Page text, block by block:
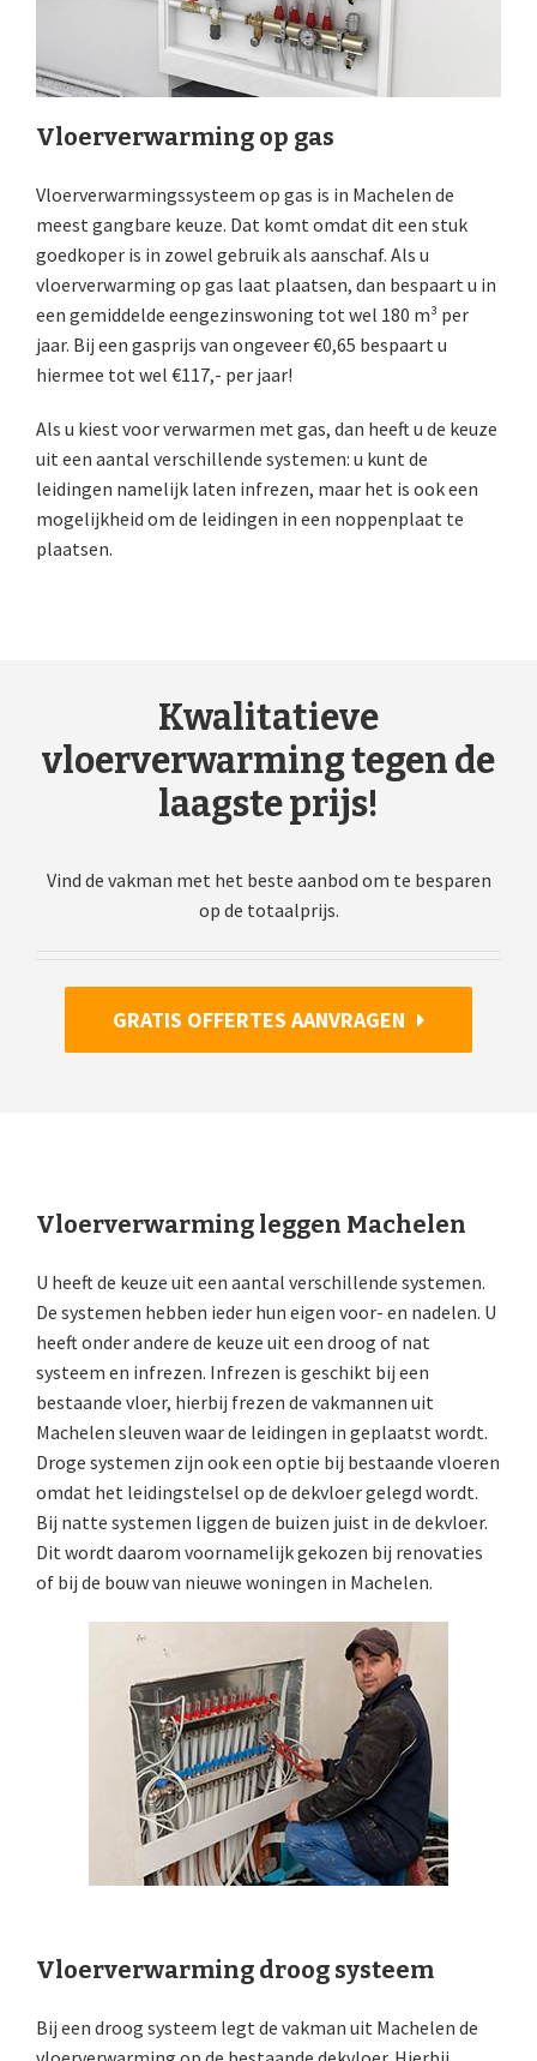
Vloerverwarming op gas
Vloerverwarmingssysteem op gas is in Machelen de
meest gangbare keuze. Dat komt omdat dit een stuk
goedkoper is in zowel gebruik als aanschaf. Als u
vloerverwarming op gas laat plaatsen, dan bespaart u in
een gemiddelde eengezinswoning tot wel 180 m³ per
jaar. Bij een gasprijs van ongeveer €0,65 bespaart u
hiermee tot wel €117,- per jaar!
Als u kiest voor verwarmen met gas, dan heeft u de keuze
uit een aantal verschillende systemen: u kunt de
leidingen namelijk laten infrezen, maar het is ook een
mogelijkheid om de leidingen in een noppenplaat te
plaatsen.
Kwalitatieve
vloerverwarming tegen de
laagste prijs!
Vind de vakman met het beste aanbod om te besparen
op de totaalprijs.
GRATIS OFFERTES AANVRAGEN
Vloerverwarming leggen Machelen
U heeft de keuze uit een aantal verschillende systemen.
De systemen hebben ieder hun eigen voor- en nadelen. U
heeft onder andere de keuze uit een droog of nat
systeem en infrezen. Infrezen is geschikt bij een
bestaande vloer, hierbij frezen de vakmannen uit
Machelen sleuven waar de leidingen in geplaatst wordt.
Droge systemen zijn ook een optie bij bestaande vloeren
omdat het leidingstelsel op de dekvloer gelegd wordt.
Bij natte systemen liggen de buizen juist in de dekvloer.
Dit wordt daarom voornamelijk gekozen bij renovaties
of bij de bouw van nieuwe woningen in Machelen.
Vloerverwarming droog systeem
Bij een droog systeem legt de vakman uit Machelen de